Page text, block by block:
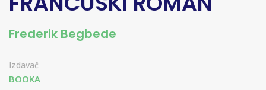
Frederik Begbede
Izdavač
BOOKA